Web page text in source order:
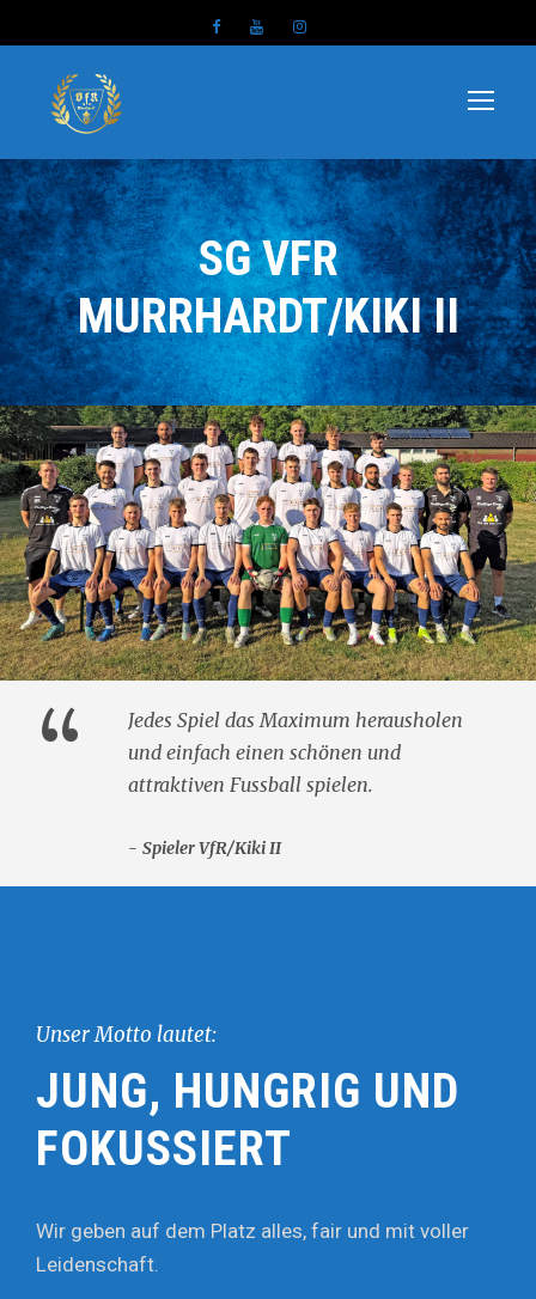
SG VFR
MURRHARDT/KIKI II
“
Jedes Spiel das Maximum herausholen
und einfach einen schönen und
attraktiven Fussball spielen.
Spieler VfR/Kiki II
Unser Motto lautet:
JUNG, HUNGRIG UND
FOKUSSIERT
Wir geben auf dem Platz alles, fair und mit voller
Leidenschaft.